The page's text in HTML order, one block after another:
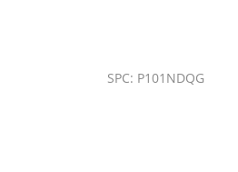
SPC: P101NDQG